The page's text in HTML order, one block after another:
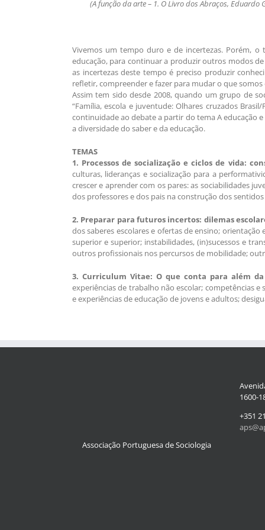
(A função da arte – 1. O Livro dos Abraços, Eduardo
Vivemos um tempo duro e de incertezas. Porém,
educação, para continuar a produzir outros modos
as incertezas deste tempo é preciso produzir
refletir, compreender e fazer para mudar o que
Assim tem sido desde 2008, quando um grupo de
“Família, escola e juventude: Olhares cruzados
continuidade ao debate a partir do tema A educação
a diversidade do saber e da educação.
TEMAS
1. Processos de socialização e ciclos de vida:
culturas, lideranças e socialização para a
crescer e aprender com os pares: as sociabilidades
dos professores e dos pais na construção dos
2. Preparar para futuros incertos: dilemas
dos saberes escolares e ofertas de ensino;
superior e superior; instabilidades, (in)sucessos e
outros profissionais nos percursos de mobilidade;
3. Curriculum Vitae: O que conta para além da
experiências de trabalho não escolar; competências
e experiências de educação de jovens e adultos;
Associação Portuguesa de Sociologia
1600-
+351